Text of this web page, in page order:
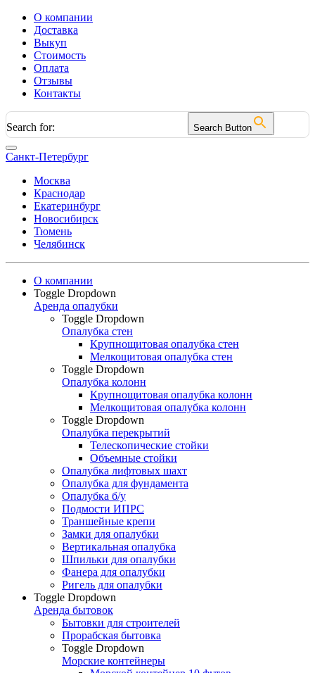
О компании
Доставка
Выкуп
Стоимость
Оплата
Отзывы
Контакты
Search for: Search Button
Санкт-Петербург
Москва
Краснодар
Екатеринбург
Новосибирск
Тюмень
Челябинск
О компании
Toggle Dropdown
Аренда опалубки
Toggle Dropdown
Опалубка стен
Крупнощитовая опалубка стен
Мелкощитовая опалубка стен
Toggle Dropdown
Опалубка колонн
Крупнощитовая опалубка колонн
Мелкощитовая опалубка колонн
Toggle Dropdown
Опалубка перекрытий
Телескопические стойки
Объемные стойки
Опалубка лифтовых шахт
Опалубка для фундамента
Опалубка б/у
Подмости ИПРС
Траншейные крепи
Замки для опалубки
Вертикальная опалубка
Шпильки для опалубки
Фанера для опалубки
Ригель для опалубки
Toggle Dropdown
Аренда бытовок
Бытовки для строителей
Прорабская бытовка
Toggle Dropdown
Морские контейнеры